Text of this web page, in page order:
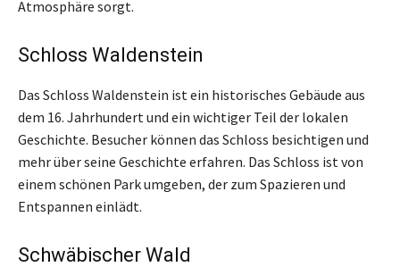
Atmosphäre sorgt.
Schloss Waldenstein
Das Schloss Waldenstein ist ein historisches Gebäude aus
dem 16. Jahrhundert und ein wichtiger Teil der lokalen
Geschichte. Besucher können das Schloss besichtigen und
mehr über seine Geschichte erfahren. Das Schloss ist von
einem schönen Park umgeben, der zum Spazieren und
Entspannen einlädt.
Schwäbischer Wald